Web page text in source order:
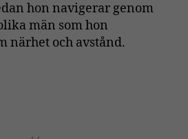
hon navigerar genom
män som hon
närhet och avstånd.